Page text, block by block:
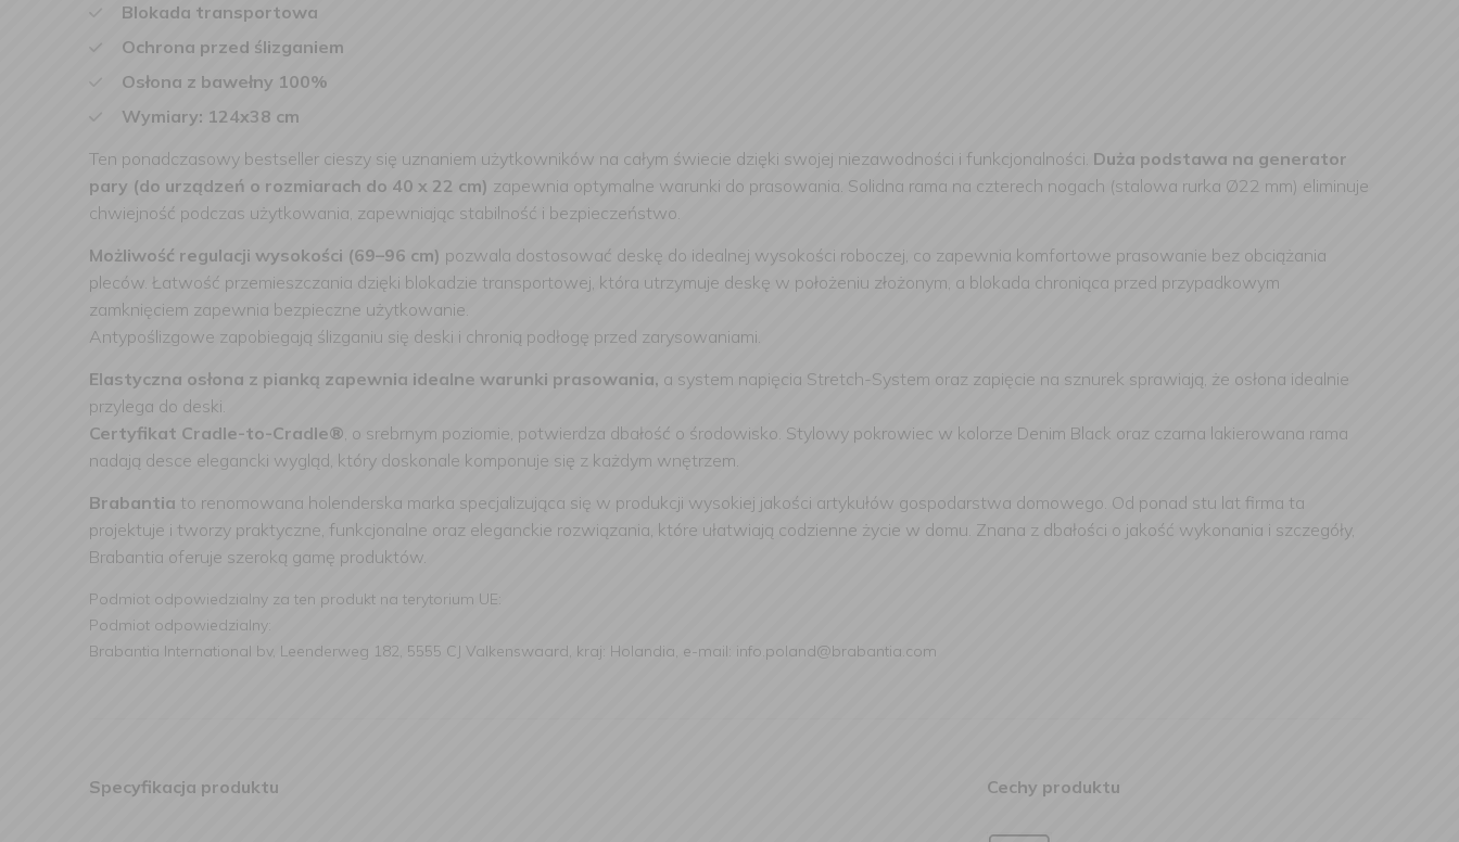
Blokada transportowa
Ochrona przed ślizganiem
Osłona z bawełny 100%
Wymiary: 124x38 cm
Ten ponadczasowy bestseller cieszy się uznaniem użytkowników na całym świecie dzięki swojej niezawodności i funkcjonalności. Duża podstawa na generator
pary (do urządzeń o rozmiarach do 40 x 22 cm) zapewnia optymalne warunki do prasowania. Solidna rama na czterech nogach (stalowa rurka Ø22 mm) eliminuje
chwiejność podczas użytkowania, zapewniając stabilność i bezpieczeństwo.
Możliwość regulacji wysokości (69–96 cm) pozwala dostosować deskę do idealnej wysokości roboczej, co zapewnia komfortowe prasowanie bez obciążania
pleców. Łatwość przemieszczania dzięki blokadzie transportowej, która utrzymuje deskę w położeniu złożonym, a blokada chroniąca przed przypadkowym
zamknięciem zapewnia bezpieczne użytkowanie.
Antypoślizgowe zapobiegają ślizganiu się deski i chronią podłogę przed zarysowaniami.
Elastyczna osłona z pianką zapewnia idealne warunki prasowania, a system napięcia Stretch-System oraz zapięcie na sznurek sprawiają, że osłona idealnie
przylega do deski.
Certyfikat Cradle-to-Cradle®, o srebrnym poziomie, potwierdza dbałość o środowisko. Stylowy pokrowiec w kolorze Denim Black oraz czarna lakierowana rama
nadają desce elegancki wygląd, który doskonale komponuje się z każdym wnętrzem.
Brabantia to renomowana holenderska marka specjalizująca się w produkcji wysokiej jakości artykułów gospodarstwa domowego. Od ponad stu lat firma ta
projektuje i tworzy praktyczne, funkcjonalne oraz eleganckie rozwiązania, które ułatwiają codzienne życie w domu. Znana z dbałości o jakość wykonania i szczegóły,
Brabantia oferuje szeroką gamę produktów.
Podmiot odpowiedzialny za ten produkt na terytorium UE:
Podmiot odpowiedzialny:
Brabantia International bv, Leenderweg 182, 5555 CJ Valkenswaard, kraj: Holandia, e-mail: info.poland@brabantia.com
Specyfikacja produktu Cechy produktu